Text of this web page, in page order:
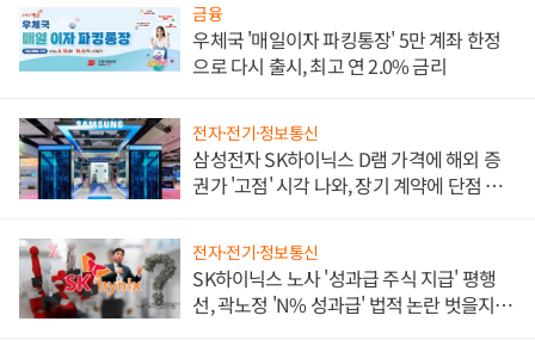
금융
우체국 '매일이자 파킹통장' 5만 계좌 한정
으로 다시 출시, 최고 연 2.0% 금리
전자·전기·정보통신
삼성전자 SK하이닉스 D램 가격에 해외 증
권가 '고점' 시각 나와, 장기 계약에 단점 부
전자·전기·정보통신
SK하이닉스 노사 '성과급 주식 지급' 평행
선, 곽노정 'N% 성과급' 법적 논란 벗을지 주